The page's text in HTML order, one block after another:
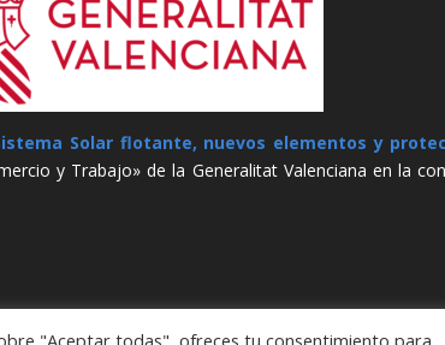
Solar flotante, nuevos elementos y
y Trabajo» de la Generalitat Valenciana en la
"Aceptar todas", ofreces tu consentimiento para